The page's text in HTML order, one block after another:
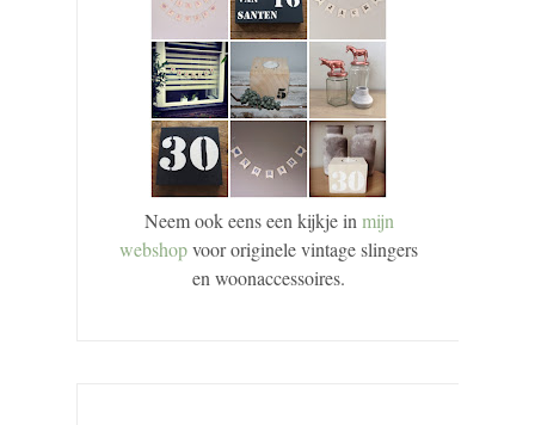
Neem ook eens een kijkje inmijn
webshopvoor originele vintage slingers
en woonaccessoires.